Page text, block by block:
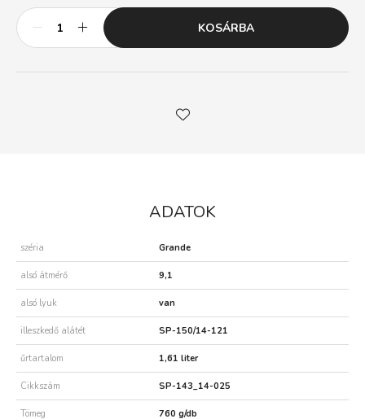
KOSÁRBA
ADATOK
széria Grande
alsó átmérő 9,1
alsó lyuk van
illeszkedő alátét SP-150/14-121
űrtartalom 1,61 liter
Cikkszám SP-143_14-025
Tömeg 760 g/db